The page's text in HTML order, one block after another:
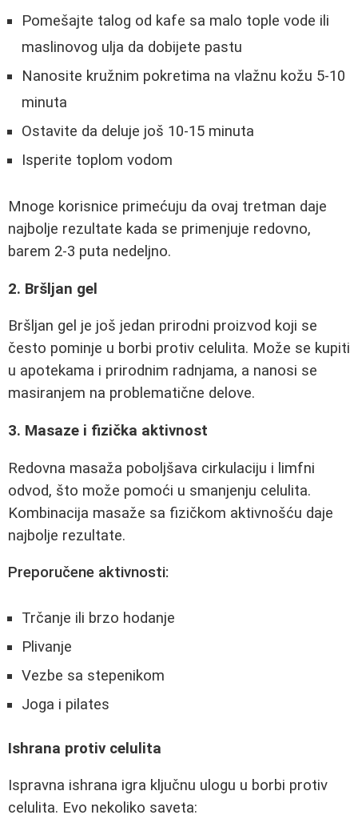
Pomešajte talog od kafe sa malo tople vode ili
maslinovog ulja da dobijete pastu
Nanosite kružnim pokretima na vlažnu kožu 5-10
minuta
Ostavite da deluje još 10-15 minuta
Isperite toplom vodom
Mnoge korisnice primećuju da ovaj tretman daje
najbolje rezultate kada se primenjuje redovno,
barem 2-3 puta nedeljno.
2. Bršljan gel
Bršljan gel je još jedan prirodni proizvod koji se
često pominje u borbi protiv celulita. Može se kupiti
u apotekama i prirodnim radnjama, a nanosi se
masiranjem na problematične delove.
3. Masaze i fizička aktivnost
Redovna masaža poboljšava cirkulaciju i limfni
odvod, što može pomoći u smanjenju celulita.
Kombinacija masaže sa fizičkom aktivnošću daje
najbolje rezultate.
Preporučene aktivnosti:
Trčanje ili brzo hodanje
Plivanje
Vezbe sa stepenikom
Joga i pilates
Ishrana protiv celulita
Ispravna ishrana igra ključnu ulogu u borbi protiv
celulita. Evo nekoliko saveta: